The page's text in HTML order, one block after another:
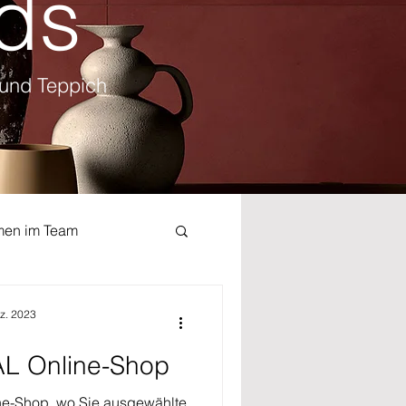
Teppich
im Team
News
Online-Shop
Shop, wo Sie ausgewählte
2023